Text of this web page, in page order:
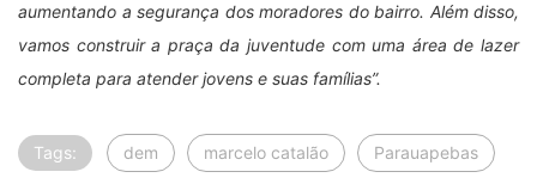
aumentando a segurança dos moradores do bairro. Além disso,
vamos construir a praça da juventude com uma área de lazer
completa para atender jovens e suas famílias”.
Tags: dem marcelo catalão Parauapebas